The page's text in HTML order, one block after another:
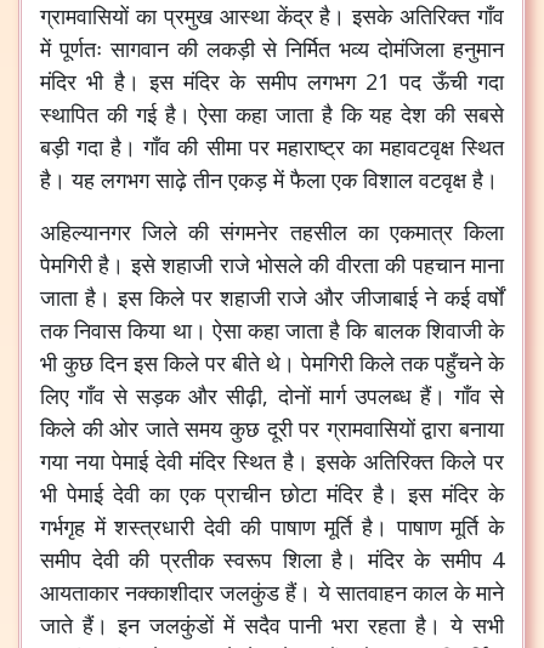
ग्रामवासियों का प्रमुख आस्था केंद्र है। इसके अतिरिक्त गाँव
में पूर्णतः सागवान की लकड़ी से निर्मित भव्य दोमंजिला हनुमान
मंदिर भी है। इस मंदिर के समीप लगभग 21 पद ऊँची गदा
स्थापित की गई है। ऐसा कहा जाता है कि यह देश की सबसे
बड़ी गदा है। गाँव की सीमा पर महाराष्ट्र का महावटवृक्ष स्थित
है। यह लगभग साढ़े तीन एकड़ में फैला एक विशाल वटवृक्ष है।
अहिल्यानगर जिले की संगमनेर तहसील का एकमात्र किला
पेमगिरी है। इसे शहाजी राजे भोसले की वीरता की पहचान माना
जाता है। इस किले पर शहाजी राजे और जीजाबाई ने कई वर्षों
तक निवास किया था। ऐसा कहा जाता है कि बालक शिवाजी के
भी कुछ दिन इस किले पर बीते थे। पेमगिरी किले तक पहुँचने के
लिए गाँव से सड़क और सीढ़ी, दोनों मार्ग उपलब्ध हैं। गाँव से
किले की ओर जाते समय कुछ दूरी पर ग्रामवासियों द्वारा बनाया
गया नया पेमाई देवी मंदिर स्थित है। इसके अतिरिक्त किले पर
भी पेमाई देवी का एक प्राचीन छोटा मंदिर है। इस मंदिर के
गर्भगृह में शस्त्रधारी देवी की पाषाण मूर्ति है। पाषाण मूर्ति के
समीप देवी की प्रतीक स्वरूप शिला है। मंदिर के समीप 4
आयताकार नक्काशीदार जलकुंड हैं। ये सातवाहन काल के माने
जाते हैं। इन जलकुंडों में सदैव पानी भरा रहता है। ये सभी